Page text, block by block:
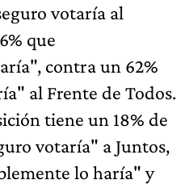
votaría al
que
contra un 62%
al Frente de Todos.
tiene un 18% de
votaría" a Juntos,
lo haría" y